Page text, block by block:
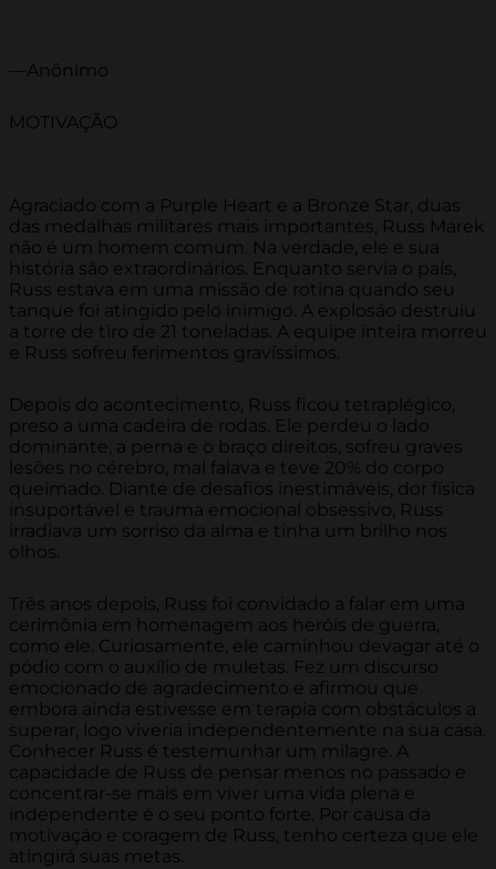
—Anônimo
MOTIVAÇÃO
Agraciado com a Purple Heart e a Bronze Star, duas
das medalhas militares mais importantes, Russ Marek
não é um homem comum. Na verdade, ele e sua
história são extraordinários. Enquanto servia o país,
Russ estava em uma missão de rotina quando seu
tanque foi atingido pelo inimigo. A explosão destruiu
a torre de tiro de 21 toneladas. A equipe inteira morreu
e Russ sofreu ferimentos gravíssimos.
Depois do acontecimento, Russ ficou tetraplégico,
preso a uma cadeira de rodas. Ele perdeu o lado
dominante, a perna e o braço direitos, sofreu graves
lesões no cérebro, mal falava e teve 20% do corpo
queimado. Diante de desafios inestimáveis, dor física
insuportável e trauma emocional obsessivo, Russ
irradiava um sorriso da alma e tinha um brilho nos
olhos.
Três anos depois, Russ foi convidado a falar em uma
cerimônia em homenagem aos heróis de guerra,
como ele. Curiosamente, ele caminhou devagar até o
pódio com o auxílio de muletas. Fez um discurso
emocionado de agradecimento e afirmou que
embora ainda estivesse em terapia com obstáculos a
superar, logo viveria independentemente na sua casa.
Conhecer Russ é testemunhar um milagre. A
capacidade de Russ de pensar menos no passado e
concentrar-se mais em viver uma vida plena e
independente é o seu ponto forte. Por causa da
motivação e coragem de Russ, tenho certeza que ele
atingirá suas metas.